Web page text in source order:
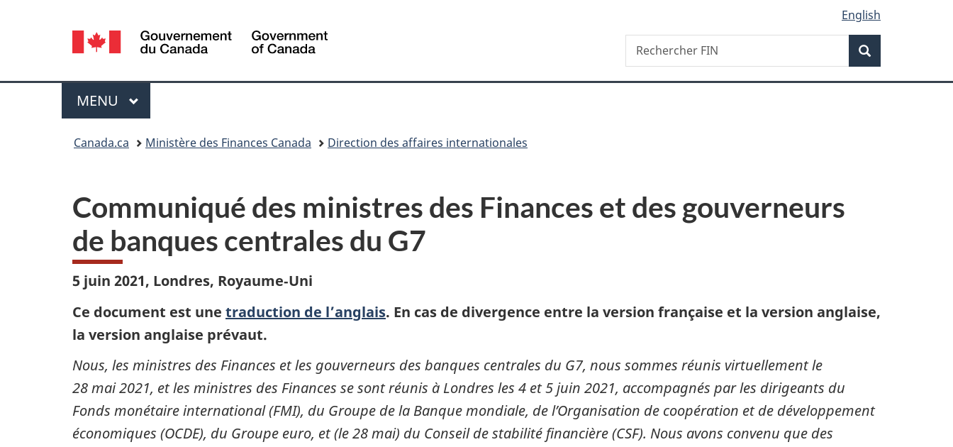
sujet
HTML
Sélection
de
la
langue
English
Canada
Recherche
Rechercher
FIN
Menu
MENU PRINCIPAL
Canada.ca Ministère des Finances Canada Direction des affaires internationales
Communiqué des ministres des Finances et des gouverneurs
de banques centrales du G7
5 juin 2021, Londres, Royaume‑Uni
Ce document est une traduction de l’anglais. En cas de divergence entre la version française et la version anglaise,
la version anglaise prévaut.
Nous, les ministres des Finances et les gouverneurs des banques centrales du G7, nous sommes réunis virtuellement le
28 mai 2021, et les ministres des Finances se sont réunis à Londres les 4 et 5 juin 2021, accompagnés par les dirigeants du
Fonds monétaire international (FMI), du Groupe de la Banque mondiale, de l’Organisation de coopération et de développement
économiques (OCDE), du Groupe euro, et (le 28 mai) du Conseil de stabilité financière (CSF). Nous avons convenu que des